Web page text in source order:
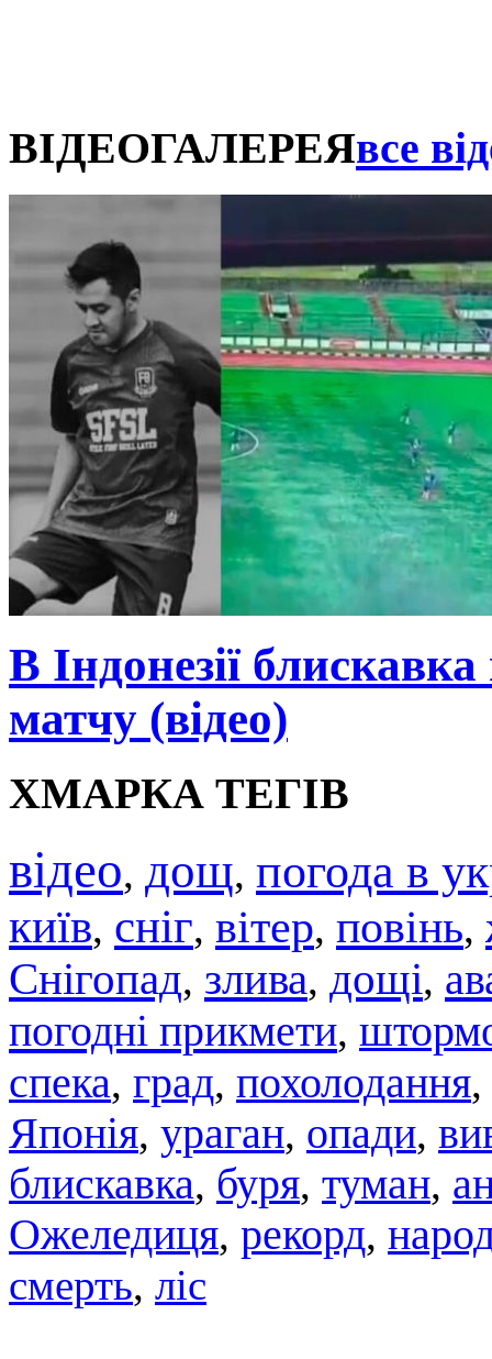
ВІДЕОГАЛЕРЕЯвсе
В Індонезії
матчу (відео)
ХМАРКА ТЕГІВ
відео, дощ, погода в
київ, сніг, вітер, повінь,
Снігопад, злива, дощі,
погодні прикмети,
спека, град, похолодання,
Японія, ураган, опади,
блискавка, буря, туман,
Ожеледиця, рекорд,
смерть, ліс